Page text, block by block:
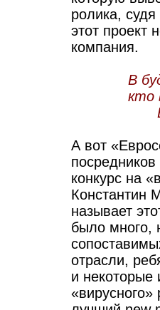
ролика,
этот проект
компания.
В
кто
А вот
конкурс на
Константин
называет
было много,
отрасли,
и некоторые